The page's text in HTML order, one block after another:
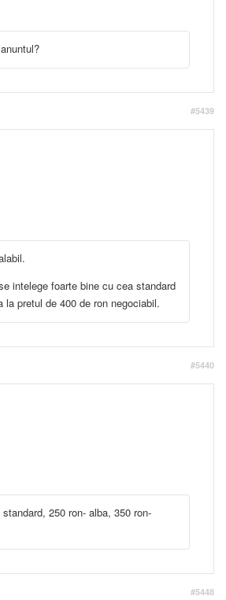
#5439
intelege foarte bine cu cea standard
la pretul de 400 de ron negociabil.
#5440
250 ron- alba, 350 ron-
#5448